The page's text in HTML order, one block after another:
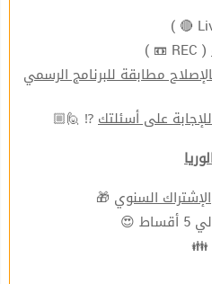
( REC 📼 )
مطابقة للبرنامج الرسمي
على أسئلتك⁉ 🙋🏼
الإشتراك السنوي 🎁
😍